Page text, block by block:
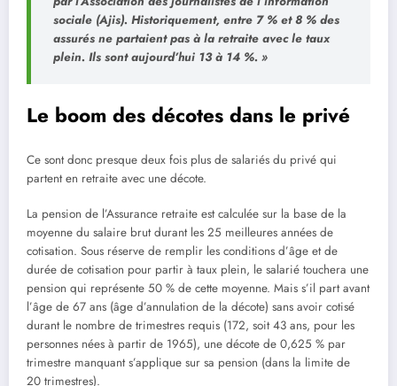
sociale (Ajis). Historiquement, entre 7 % et 8 % des
assurés ne partaient pas à la retraite avec le taux
plein. Ils sont aujourd’hui 13 à 14 %. »
Le boom des décotes dans le privé
Ce sont donc presque deux fois plus de salariés du privé qui
partent en retraite avec une décote.
La pension de l’Assurance retraite est calculée sur la base de la
moyenne du salaire brut durant les 25 meilleures années de
cotisation. Sous réserve de remplir les conditions d’âge et de
durée de cotisation pour partir à taux plein, le salarié touchera une
pension qui représente 50 % de cette moyenne. Mais s’il part avant
l’âge de 67 ans (âge d’annulation de la décote) sans avoir cotisé
durant le nombre de trimestres requis (172, soit 43 ans, pour les
personnes nées à partir de 1965), une décote de 0,625 % par
trimestre manquant s’applique sur sa pension (dans la limite de
20 trimestres).